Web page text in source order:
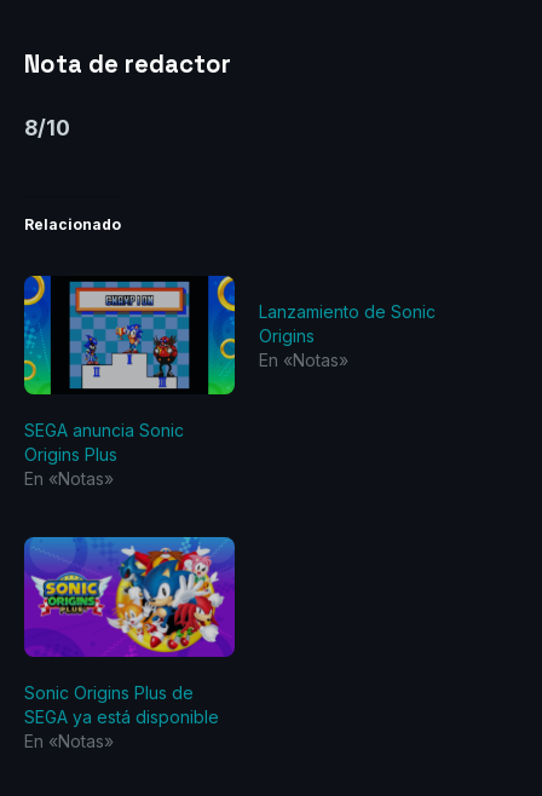
Nota de redactor
8/10
Relacionado
SEGA anuncia Sonic
Origins Plus
En «Notas»
Lanzamiento de Sonic
Origins
En «Notas»
Sonic Origins Plus de
SEGA ya está disponible
En «Notas»